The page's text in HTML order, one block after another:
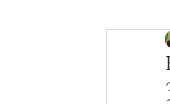
https://